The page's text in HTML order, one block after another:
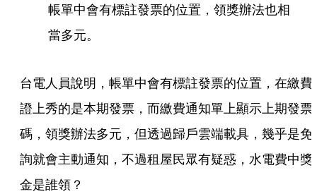
帳單中會有標註發票的位置，領獎辦法也相
當多元。
台電人員說明，帳單中會有標註發票的位置，在繳費
證上秀的是本期發票，而繳費通知單上顯示上期發票
碼，領獎辦法多元，但透過歸戶雲端載具，幾乎是免
詢就會主動通知，不過租屋民眾有疑惑，水電費中獎
金是誰領？